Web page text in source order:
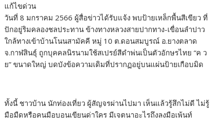
แก้ไขด่วน
วันที่ 8 มกราคม 2566 ผู้สื่อข่าวได้รับแจ้ง พบป้ายเหล็กพื้นสีเขียว ที่
ปักอยู่ริมคลองชลประทาน ข้างทางหลวงสายปากทาง-เขื่อนลำปาว
ใกล้ทางเข้าบ้านโนนสามัคคี หมู่ 10 ต.ดอนสมบูรณ์ อ.ยางตลาด
จ.กาฬสินธุ์ ถูกบุคคลนิรนามใช้สเปรย์สีดำพ่นเป็นตัวอักษรไทย “ค ว
ย” ขนาดใหญ่ บดบังข้อความเดิมที่ปรากฏอยู่บนแผ่นป้ายเกือบมิด
ทั้งนี้ ชาวบ้าน นักท่องเที่ยว ผู้สัญจรผ่านไปมา เห็นแล้วรู้สึกไม่ดี ไม่รู้
มือมืดหรือคนมือบอนเขียนด่าใคร มีเจตนาอะไรถึงลงมือเพ้นท์